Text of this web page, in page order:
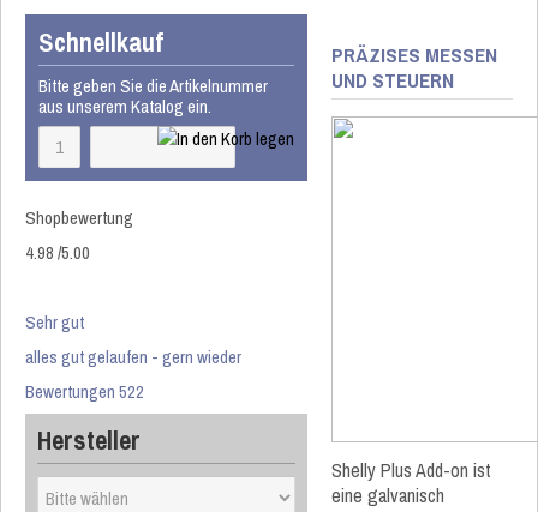
Schnellkauf
Bitte geben Sie die Artikelnummer
aus unserem Katalog ein.
Shopbewertung
4.98/5.00
Sehr gut
alles gut gelaufen - gern wieder
Bewertungen 522
Hersteller
PRÄZISES MESSEN
UND STEUERN
Shelly Plus Add-on ist
eine galvanisch